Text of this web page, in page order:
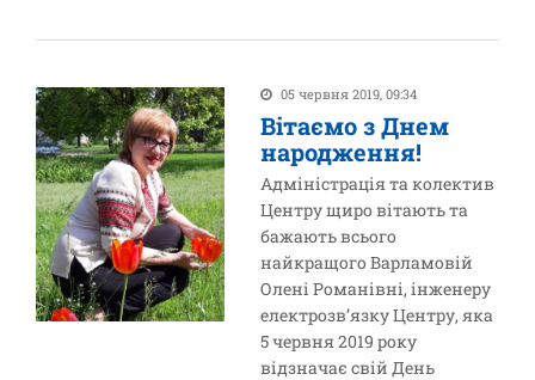
05 червня 2019, 09:34
Вітаємо з Днем
народження!
Адміністрація та колектив
Центру щиро вітають та
бажають всього
найкращого Варламовій
Олені Романівні, інженеру
електрозв’язку Центру, яка
5 червня 2019 року
відзначає свій День